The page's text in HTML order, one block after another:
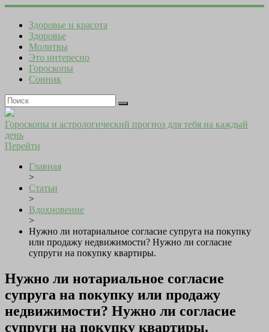
Здоровье и красота
Здоровье
Молитвы
Это интересно
Гороскопы
Сонник
Гороскопы и астрологический прогноз для тебя на каждый
день
Перейти
Главная
>
Статьи
>
Вдохновение
>
Нужно ли нотариальное согласие супруга на покупку
или продажу недвижимости? Нужно ли согласие
супруги на покупку квартиры.
Нужно ли нотариальное согласие
супруга на покупку или продажу
недвижимости? Нужно ли согласие
супруги на покупку квартиры.